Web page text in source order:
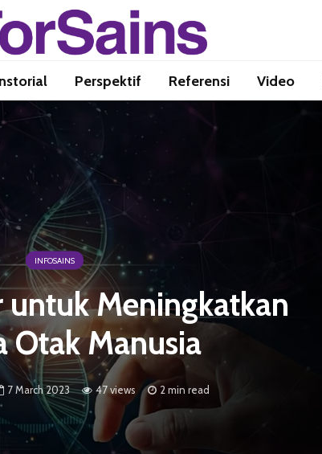
Perspektif Referensi Video
INFOSAINS
Meningkatkan
Otak Manusia
7 March 2023 47 views 2 min read